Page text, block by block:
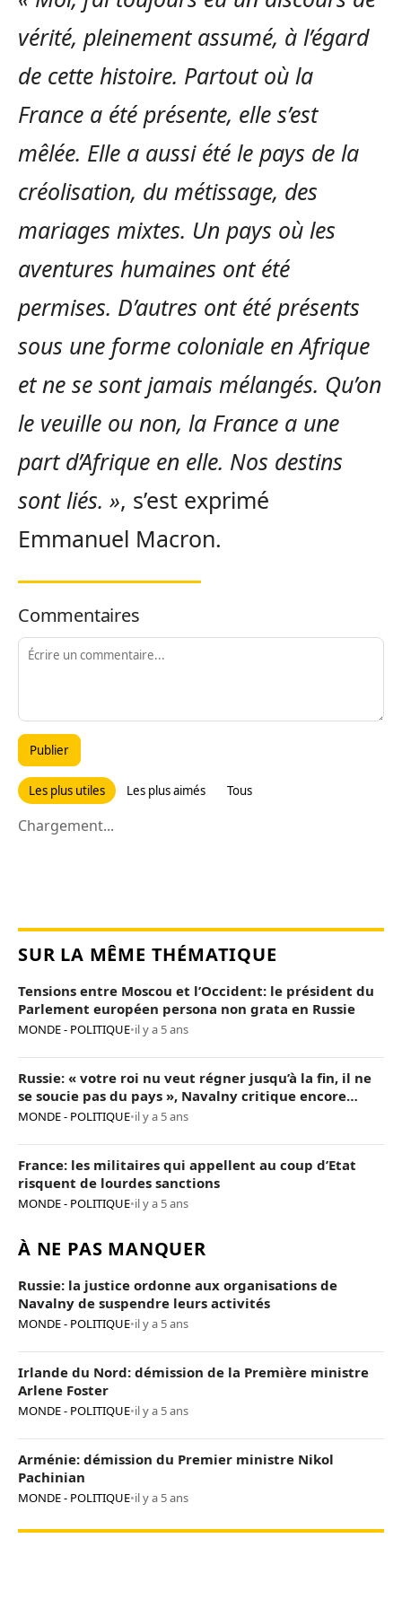
vérité, pleinement assumé, à l’égard
de cette histoire. Partout où la
France a été présente, elle s’est
mêlée. Elle a aussi été le pays de la
créolisation, du métissage, des
mariages mixtes. Un pays où les
aventures humaines ont été
permises. D’autres ont été présents
sous une forme coloniale en Afrique
et ne se sont jamais mélangés. Qu’on
le veuille ou non, la France a une
part d’Afrique en elle. Nos destins
sont liés. », s’est exprimé
Emmanuel Macron.
Commentaires
Publier
Les plus utiles Les plus aimés Tous
Chargement...
SUR LA MÊME THÉMATIQUE
Tensions entre Moscou et l’Occident: le président du
Parlement européen persona non grata en Russie
MONDE - POLITIQUE•il y a 5 ans
Russie: « votre roi nu veut régner jusqu’à la fin, il ne
se soucie pas du pays », Navalny critique encore
Poutine
MONDE - POLITIQUE•il y a 5 ans
France: les militaires qui appellent au coup d’Etat
risquent de lourdes sanctions
MONDE - POLITIQUE•il y a 5 ans
À NE PAS MANQUER
Russie: la justice ordonne aux organisations de
Navalny de suspendre leurs activités
MONDE - POLITIQUE•il y a 5 ans
Irlande du Nord: démission de la Première ministre
Arlene Foster
MONDE - POLITIQUE•il y a 5 ans
Arménie: démission du Premier ministre Nikol
Pachinian
MONDE - POLITIQUE•il y a 5 ans